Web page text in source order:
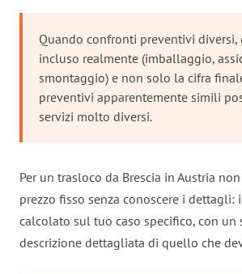
Quando confronti preventivi diversi,
incluso realmente (imballaggio,
smontaggio) e non solo la cifra
preventivi apparentemente simili
servizi molto diversi.
Per un trasloco da Brescia in Austria
prezzo fisso senza conoscere i dettagli:
calcolato sul tuo caso specifico, con
descrizione dettagliata di quello che